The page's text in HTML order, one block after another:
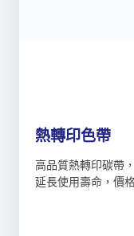
熱轉印色帶
高品質熱轉印碳帶
延長使用壽命，價